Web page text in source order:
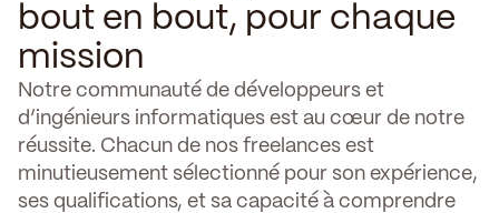
bout en bout, pour chaque
mission
Notre communauté de développeurs et
d’ingénieurs informatiques est au cœur de notre
réussite. Chacun de nos freelances est
minutieusement sélectionné pour son expérience,
ses qualifications, et sa capacité à comprendre